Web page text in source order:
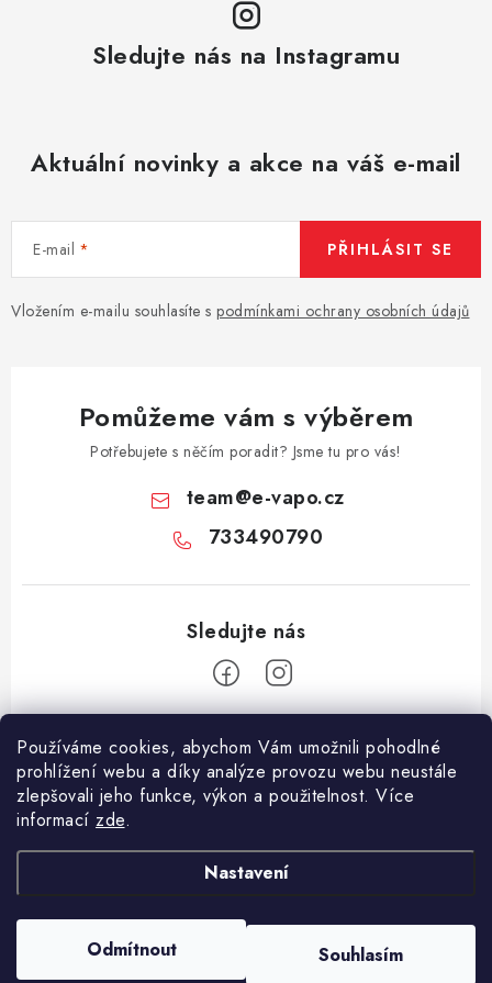
Používáme cookies, abychom Vám umožnili pohodlné
prohlížení webu a díky analýze provozu webu neustále
zlepšovali jeho funkce, výkon a použitelnost. Více
informací zde.
Nastavení
Odmítnout Souhlasím
Sledujte nás na Instagramu
Aktuální novinky a akce na váš e-mail
E-mail
Vložením e-mailu souhlasíte s podmínkami ochrany osobních údajů
PŘIHLÁSIT SE
Pomůžeme vám s výběrem
Potřebujete s něčím poradit? Jsme tu pro vás!
team@e-vapo.cz
733490790
Z
Facebook
Jak reklamovat či vrátit zboží
cookies